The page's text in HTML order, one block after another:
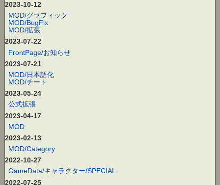
2023-10-12
MOD/グラフィック
MOD/BugFix
MOD/拡張
2023-07-22
FrontPage/お知らせ
2023-07-21
MOD/日本語化
MOD/チート
2023-05-24
公式拡張
2023-04-17
MOD
2023-02-13
MOD/Category
2022-10-27
GameData/キャラクター/SPECIAL
2022-07-25